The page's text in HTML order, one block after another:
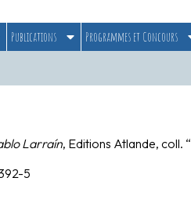
Publications Programmes et Concours
Larraín, Editions Atlande, coll.
5